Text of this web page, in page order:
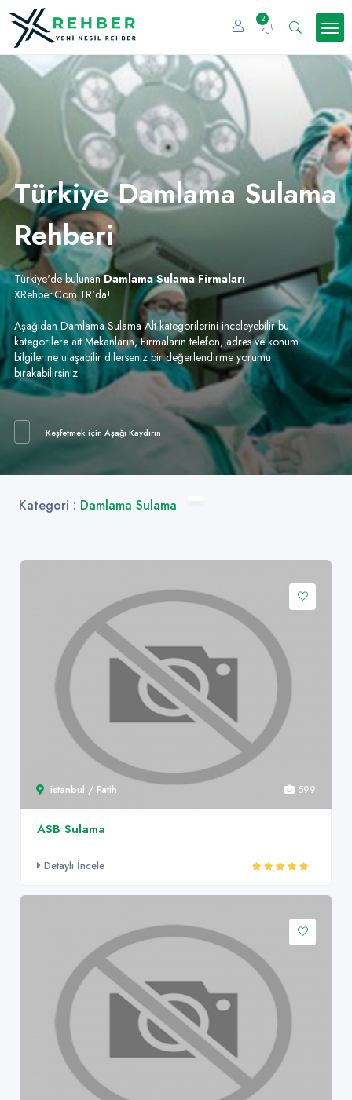
2
Türkiye Damlama Sulama
Rehberi
Türkiye'de bulunanDamlama Sulama Firmaları
XRehber.Com.TR'da!
Aşağıdan Damlama Sulama Alt kategorilerini inceleyebilir bu
kategorilere ait Mekanların, Firmaların telefon, adres ve konum
bilgilerine ulaşabilir dilerseniz bir değerlendirme yorumu
bırakabilirsiniz.
Keşfetmek için Aşağı Kaydırın
Kategori : Damlama Sulama
istanbul / Fatih 599
ASB Sulama
Detaylı İncele